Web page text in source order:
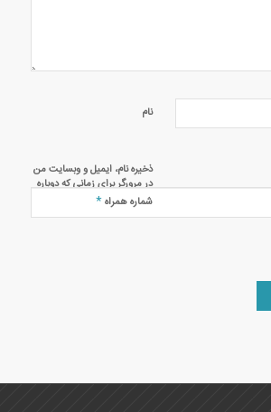
نام
ذخیره نام، ایمیل و وبسایت من
در مرورگر برای زمانی که دوباره
دیدگاهی می‌نویسم.
شماره همراه*